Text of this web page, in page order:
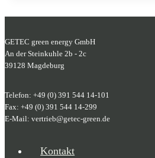
GETEC green energy GmbH
An der Steinkuhle 2b - 2c
39128 Magdeburg
Telefon: +49 (0) 391 544 14-101
Fax: +49 (0) 391 544 14-299
E-Mail: vertrieb@getec-green.de
Kontakt